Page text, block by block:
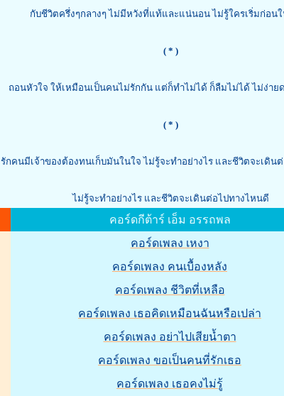
กับชีวิตครึ่งๆกลางๆ ไม่มีหวังที่แท้และแน่นอน ไม่รู้ใครเริ่มก่อน
( * )
ถอนหัวใจ ให้เหมือนเป็นคนไม่รักกัน แต่ก็ทำไม่ได้ ก็ลืมไม่ได้ ไม่ง่า
( * )
รักคนมีเจ้าของต้องทนเก็บมันในใจ ไม่รู้จะทำอย่างไร และชีวิตจะเดิน
ไม่รู้จะทำอย่างไร และชีวิตจะเดินต่อไปทางไหนดี
คอร์ดกีต้าร์ เอ็ม อรรถพล
คอร์ดเพลง เหงา
คอร์ดเพลง คนเบื้องหลัง
คอร์ดเพลง ชีวิตที่เหลือ
คอร์ดเพลง เธอคิดเหมือนฉันหรือเปล่า
คอร์ดเพลง อย่าไปเสียน้ำตา
คอร์ดเพลง ขอเป็นคนที่รักเธอ
คอร์ดเพลง เธอคงไม่รู้